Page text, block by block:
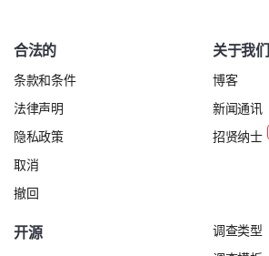
合法的
条款和条件
法律声明
隐私政策
取消
撤回
关于我们
博客
新闻通讯
招贤纳士
开源
调查类型